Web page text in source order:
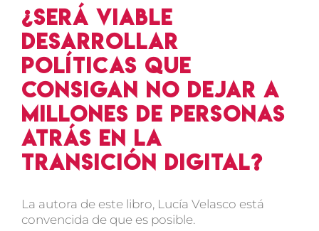
¿Será viable
desarrollar
políticas que
consigan no dejar a
millones de personas
atrás en la
transición digital?
La autora de este libro, Lucía Velasco está
convencida de que es posible.